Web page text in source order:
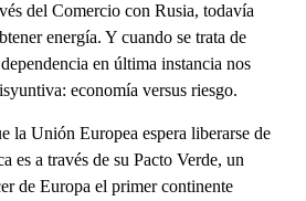
del Comercio con Rusia, todavía
energía. Y cuando se trata de
en última instancia nos
economía versus riesgo.
la Unión Europea espera liberarse de
es a través de su Pacto Verde, un
de Europa el primer continente